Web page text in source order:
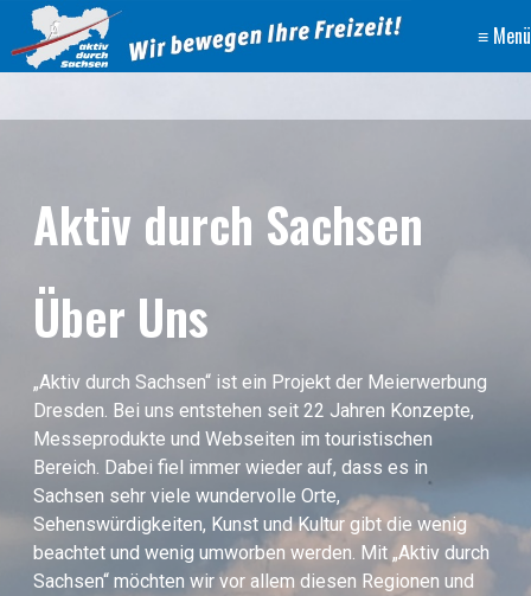
≡ Menü
Aktiv durch Sachsen
Über Uns
„Aktiv durch Sachsen“ ist ein Projekt der Meierwerbung
Dresden. Bei uns entstehen seit 22 Jahren Konzepte,
Messeprodukte und Webseiten im touristischen
Bereich. Dabei fiel immer wieder auf, dass es in
Sachsen sehr viele wundervolle Orte,
Sehenswürdigkeiten, Kunst und Kultur gibt die wenig
beachtet und wenig umworben werden. Mit „Aktiv durch
Sachsen“ möchten wir vor allem diesen Regionen und